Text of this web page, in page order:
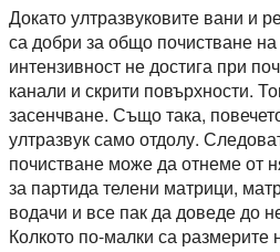
Докато ултразвуковите вани и
са добри за общо почистване на
интензивност не достига при
канали и скрити повърхности.
засенчване. Също така,
ултразвук само отдолу.
почистване може да отнеме от
за партида телени матрици,
водачи и все пак да доведе до
Колкото по-малки са размерите